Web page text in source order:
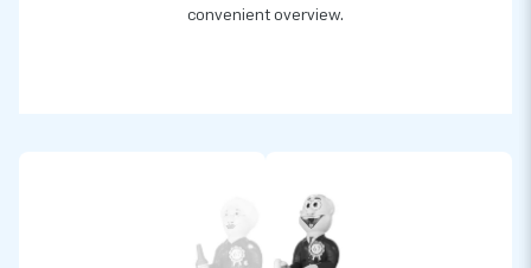
convenient overview.